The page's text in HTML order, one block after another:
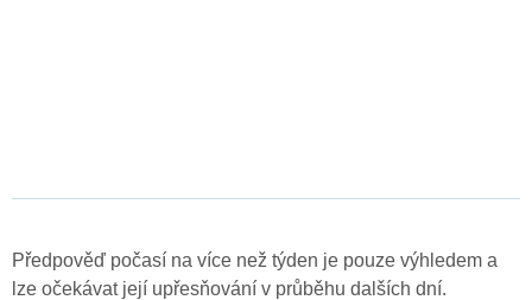
Předpověď počasí na více než týden je pouze výhledem a
lze očekávat její upřesňování v průběhu dalších dní.